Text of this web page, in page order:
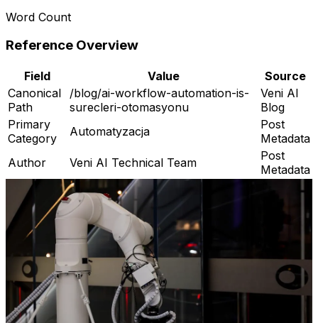
Word Count
Reference Overview
Field Value
Source
Canonical
Path
/blog/ai-workflow-automation-is-
surecleri-otomasyonu
Veni AI
Blog
Primary
Category
Automatyzacja
Post
Metadata
Author
Veni AI Technical Team
Post
Metadata